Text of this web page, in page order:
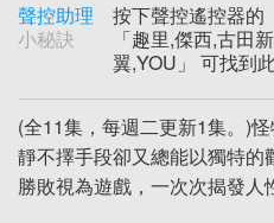
聲控助理
小秘訣
按下聲控遙控器的
「趣里,傑西,古田
翼,YOU」 可找到此
(全11集，每週二更新1集。)
靜不擇手段卻又總能以獨特
勝敗視為遊戲，一次次揭發人